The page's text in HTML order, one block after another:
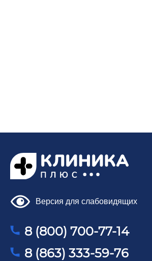
Версия для слабовидящих
8 (800) 700-77-14
8 (863) 333-59-76